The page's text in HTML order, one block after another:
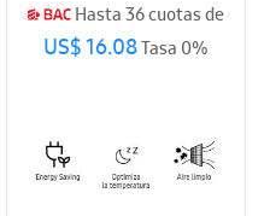
Hasta 36 cuotas de
US$ 16.08Tasa 0%